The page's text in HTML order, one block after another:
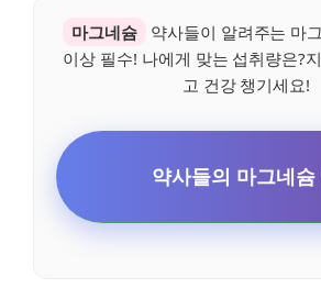
마그네슘
약사들이 알려주는 마
이상 필수! 나에게 맞는 섭취량은?
고 건강 챙기세요!
약사들의 마그네슘